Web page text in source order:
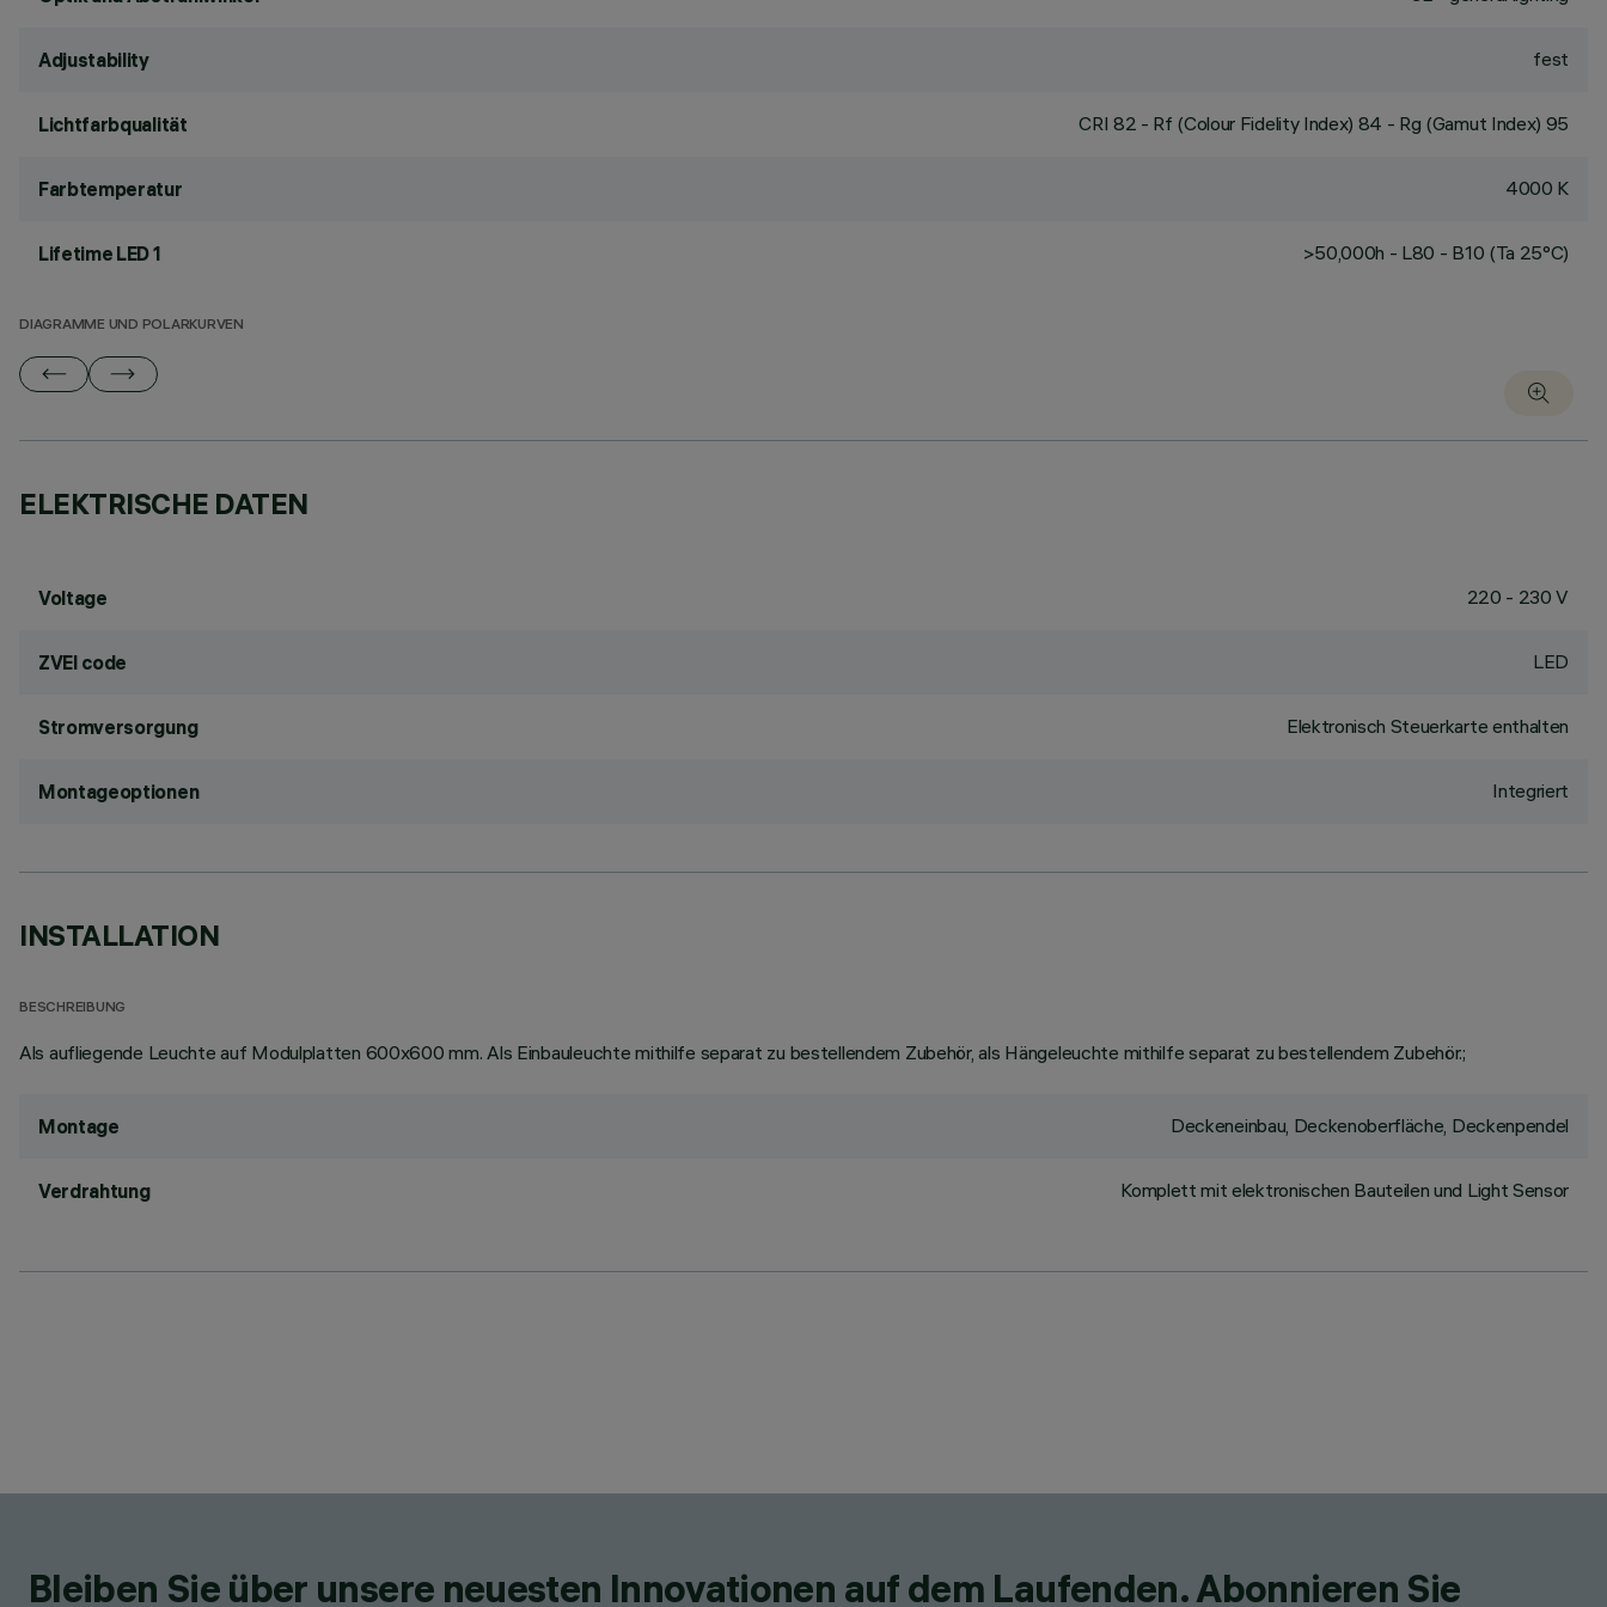
Adjustability fest
Lichtfarbqualität CRI 82 - Rf (Colour Fidelity Index) 84 - Rg (Gamut Index) 95
Farbtemperatur 4000 K
Lifetime LED 1 >50,000h - L80 - B10 (Ta 25°C)
DIAGRAMME UND POLARKURVEN
ELEKTRISCHE DATEN
Voltage 220 - 230 V
ZVEI code LED
Stromversorgung Elektronisch Steuerkarte enthalten
Montageoptionen Integriert
INSTALLATION
BESCHREIBUNG
Als aufliegende Leuchte auf Modulplatten 600x600 mm. Als Einbauleuchte mithilfe separat zu bestellendem Zubehör, als Hängeleuchte mithilfe separat zu bestellendem Zubehör.;
Montage Deckeneinbau, Deckenoberfläche, Deckenpendel
Verdrahtung Komplett mit elektronischen Bauteilen und Light Sensor
Bleiben Sie über unsere neuesten Innovationen auf dem Laufenden. Abonnieren Sie